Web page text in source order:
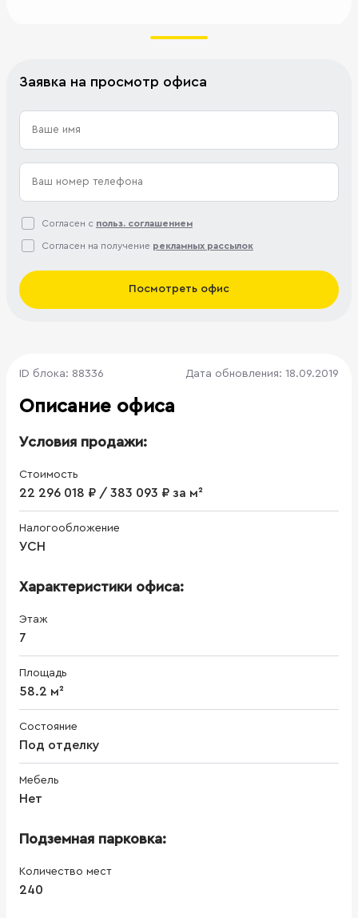
Заявка на просмотр офиса
Согласен с польз. соглашением
Согласен на получение рекламных рассылок
Посмотреть офис
ID блока: 88336 Дата обновления: 18.09.2019
Описание офиса
Условия продажи:
Стоимость
22 296 018 ₽ / 383 093 ₽ за м²
Налогообложение
УСН
Характеристики офиса:
Этаж
7
Площадь
58.2 м²
Состояние
Под отделку
Мебель
Нет
Подземная парковка:
Количество мест
240